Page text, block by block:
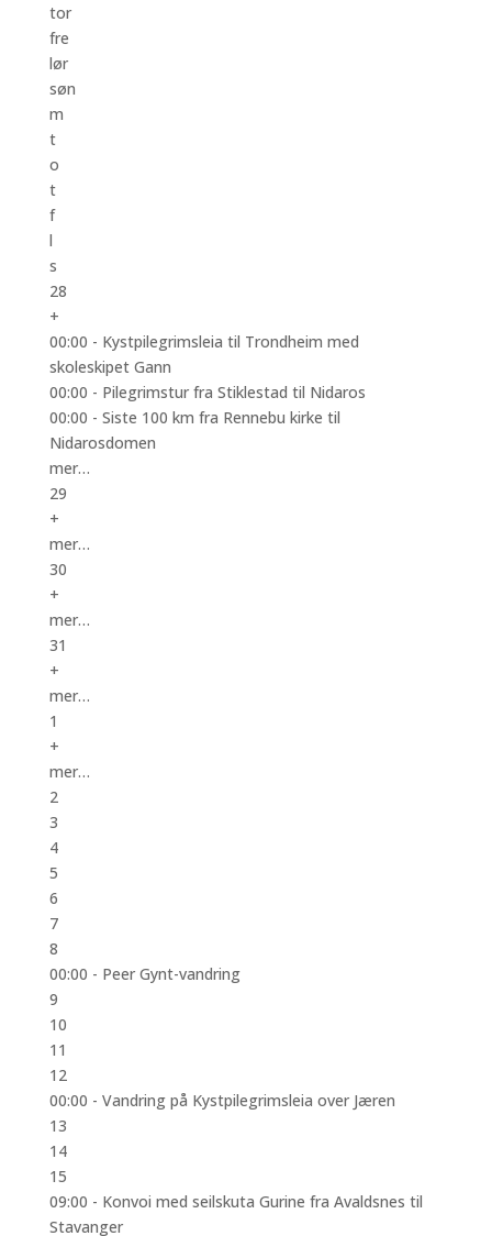
tor
fre
lør
søn
m
t
o
t
f
l
s
28
+
00:00 - Kystpilegrimsleia til Trondheim med
skoleskipet Gann
00:00 - Pilegrimstur fra Stiklestad til Nidaros
00:00 - Siste 100 km fra Rennebu kirke til
Nidarosdomen
mer…
29
+
mer…
30
+
mer…
31
+
mer…
1
+
mer…
2
3
4
5
6
7
8
00:00 - Peer Gynt-vandring
9
10
11
12
00:00 - Vandring på Kystpilegrimsleia over Jæren
13
14
15
09:00 - Konvoi med seilskuta Gurine fra Avaldsnes til
Stavanger